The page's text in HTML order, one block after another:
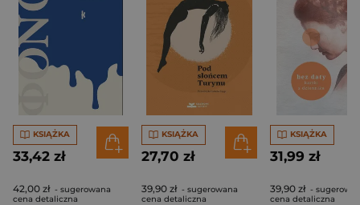
KSIĄŻKA
33,42 zł
42,00 zł - sugerowana
cena detaliczna
KSIĄŻKA
27,70 zł
39,90 zł - sugerowana
cena detaliczna
KSIĄŻKA
31,99 zł
39,90 zł -
cena detaliczna